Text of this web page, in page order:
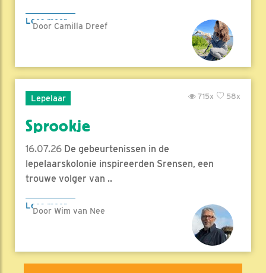
Lees meer
Door Camilla Dreef
Lepelaar 58x
715x
Sprookje
16.07.26 De gebeurtenissen in de
lepelaarskolonie inspireerden Srensen, een
trouwe volger van ..
Lees meer
Door Wim van Nee